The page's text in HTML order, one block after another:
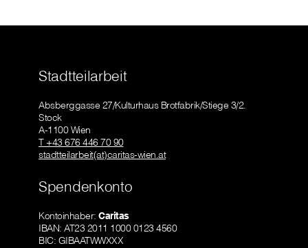
Stadtteilarbeit
Absberggasse 27/Kulturhaus Brotfabrik/Stiege 3/2.
Stock
A-1100 Wien
T +43 676 446 70 90
stadtteilarbeit(at)caritas-wien.at
Spendenkonto
Kontoinhaber: Caritas
IBAN: AT23 2011 1000 0123 4560
BIC: GIBAATWWXXX